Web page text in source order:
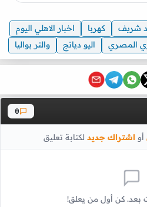
شريف كهربا
اخبار الاهلي اليوم
المصري اليو ديانج والتر بواليا
0
أواشتراك جديد لكتابة تعليق
بعد. كن أول من يعلق!